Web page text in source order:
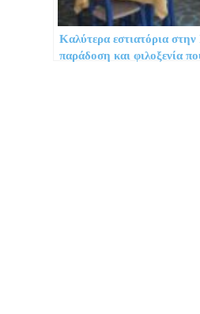
Καλύτερα εστιατόρια στην
παράδοση και φιλοξενία